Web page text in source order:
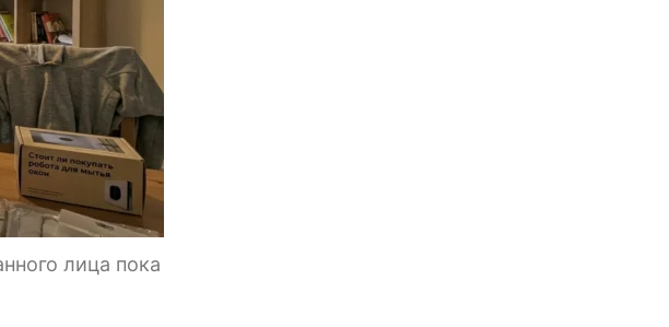
лица пока